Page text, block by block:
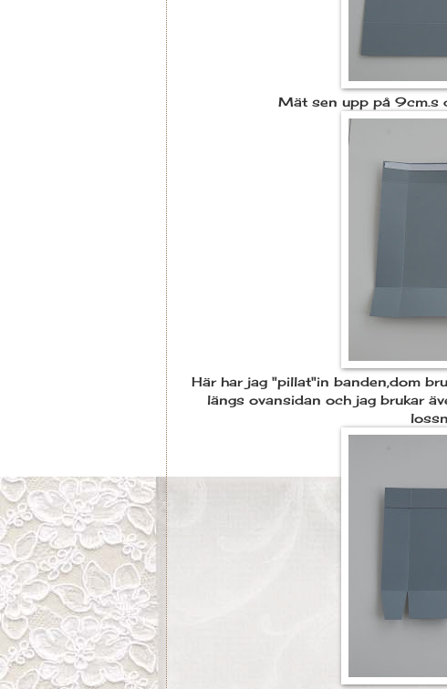
Mät sen upp på 9cm.s
Här har jag "pillat"in banden,dom
längs ovansidan och jag brukar